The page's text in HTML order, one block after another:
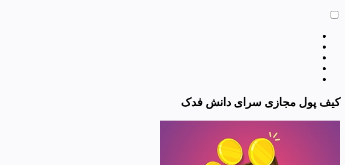
کیف پول مجازی سرای دانش فدک